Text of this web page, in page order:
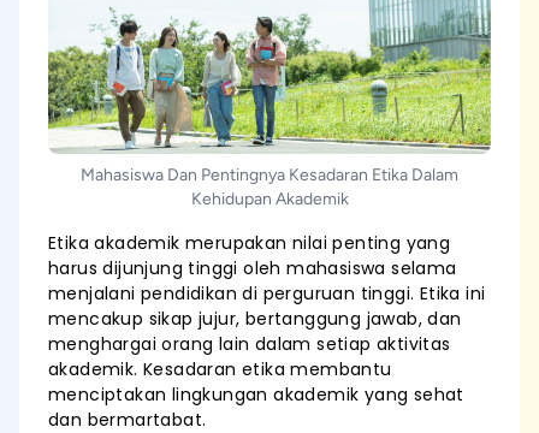
Mahasiswa Dan Pentingnya Kesadaran Etika Dalam
Kehidupan Akademik
Etika akademik merupakan nilai penting yang
harus dijunjung tinggi oleh mahasiswa selama
menjalani pendidikan di perguruan tinggi. Etika ini
mencakup sikap jujur, bertanggung jawab, dan
menghargai orang lain dalam setiap aktivitas
akademik. Kesadaran etika membantu
menciptakan lingkungan akademik yang sehat
dan bermartabat.